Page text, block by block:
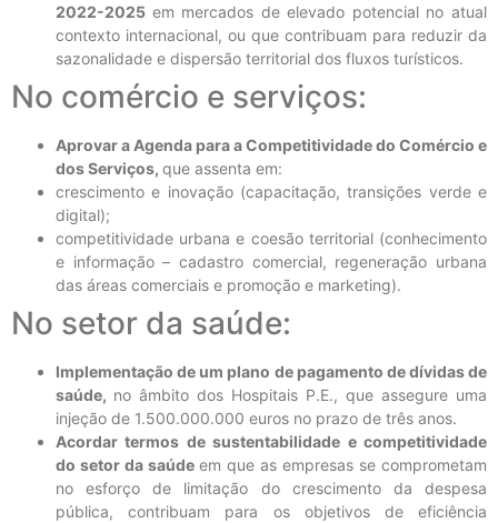
2022-2025 em mercados de elevado potencial no atual
contexto internacional, ou que contribuam para reduzir da
sazonalidade e dispersão territorial dos fluxos turísticos.
No comércio e serviços:
Aprovar a Agenda para a Competitividade do Comércio e
dos Serviços, que assenta em:
crescimento e inovação (capacitação, transições verde e
digital);
competitividade urbana e coesão territorial (conhecimento
e informação – cadastro comercial, regeneração urbana
das áreas comerciais e promoção e marketing).
No setor da saúde:
Implementação de um plano de pagamento de dívidas de
saúde, no âmbito dos Hospitais P.E., que assegure uma
injeção de 1.500.000.000 euros no prazo de três anos.
Acordar termos de sustentabilidade e competitividade
do setor da saúde em que as empresas se comprometam
no esforço de limitação do crescimento da despesa
pública, contribuam para os objetivos de eficiência